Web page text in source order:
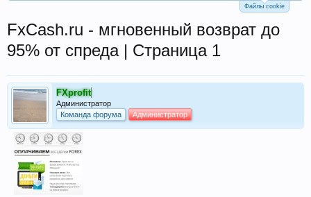
Файлы cookie
FxCash.ru - мгновенный возврат до
95% от спреда | Страница 1
FXprofit
Администратор
Команда форума
Администратор